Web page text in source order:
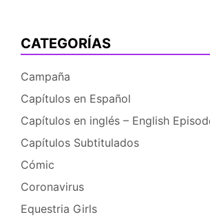
CATEGORÍAS
Campaña
Capítulos en Español
Capítulos en inglés – English
Capítulos Subtitulados
Cómic
Coronavirus
Equestria Girls